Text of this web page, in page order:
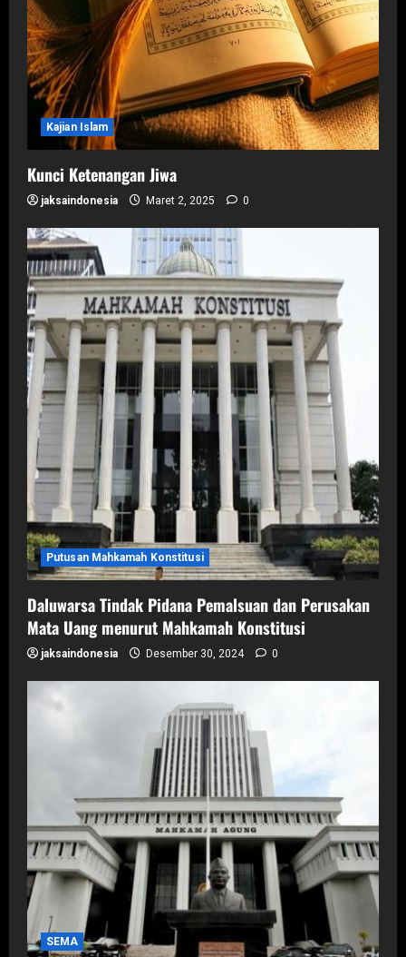
Kajian Islam
Kunci Ketenangan Jiwa
jaksaindonesia Maret 2, 2025 0
Putusan Mahkamah Konstitusi
Daluwarsa Tindak Pidana Pemalsuan dan Perusakan
Mata Uang menurut Mahkamah Konstitusi
jaksaindonesia Desember 30, 2024 0
SEMA